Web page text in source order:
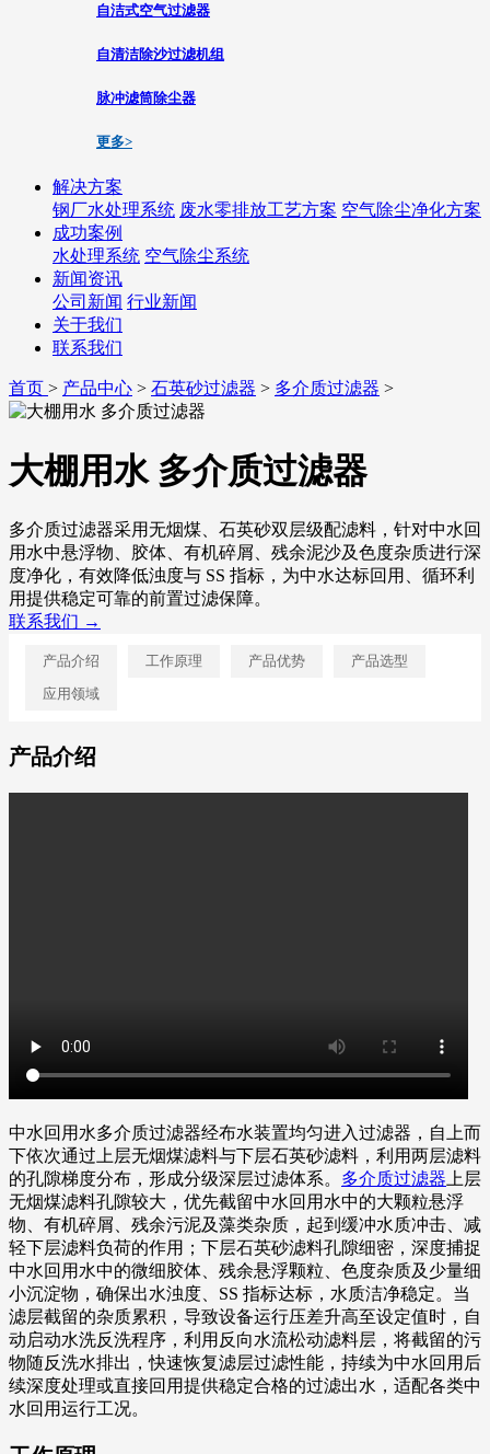
自洁式空气过滤器
自清洁除沙过滤机组
脉冲滤筒除尘器
更多>
解决方案
钢厂水处理系统 废水零排放工艺方案 空气除尘净化方案
成功案例
水处理系统 空气除尘系统
新闻资讯
公司新闻 行业新闻
关于我们
联系我们
首页 > 产品中心 > 石英砂过滤器 > 多介质过滤器 >
大棚用水 多介质过滤器
多介质过滤器采用无烟煤、石英砂双层级配滤料，针对中水回
用水中悬浮物、胶体、有机碎屑、残余泥沙及色度杂质进行深
度净化，有效降低浊度与 SS 指标，为中水达标回用、循环利
用提供稳定可靠的前置过滤保障。
联系我们 →
产品介绍 工作原理 产品优势
产品选型
应用领域
产品介绍
中水回用水多介质过滤器经布水装置均匀进入过滤器，自上而
下依次通过上层无烟煤滤料与下层石英砂滤料，利用两层滤料
的孔隙梯度分布，形成分级深层过滤体系。 多介质过滤器 上层
无烟煤滤料孔隙较大，优先截留中水回用水中的大颗粒悬浮
物、有机碎屑、残余污泥及藻类杂质，起到缓冲水质冲击、减
轻下层滤料负荷的作用；下层石英砂滤料孔隙细密，深度捕捉
中水回用水中的微细胶体、残余悬浮颗粒、色度杂质及少量细
小沉淀物，确保出水浊度、SS 指标达标，水质洁净稳定。当
滤层截留的杂质累积，导致设备运行压差升高至设定值时，自
动启动水洗反洗程序，利用反向水流松动滤料层，将截留的污
物随反洗水排出，快速恢复滤层过滤性能，持续为中水回用后
续深度处理或直接回用提供稳定合格的过滤出水，适配各类中
水回用运行工况。